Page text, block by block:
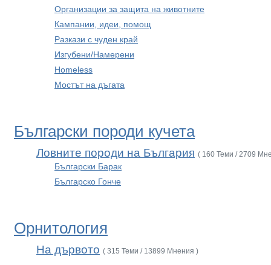
Организации за защита на животните
Кампании, идеи, помощ
Разкази с чуден край
Изгубени/Намерени
Homeless
Мостът на дъгата
Български породи кучета
Ловните породи на България ( 160 Теми / 2709
Български Барак
Българско Гонче
Орнитология
На дървото ( 315 Теми / 13899 Мнения )